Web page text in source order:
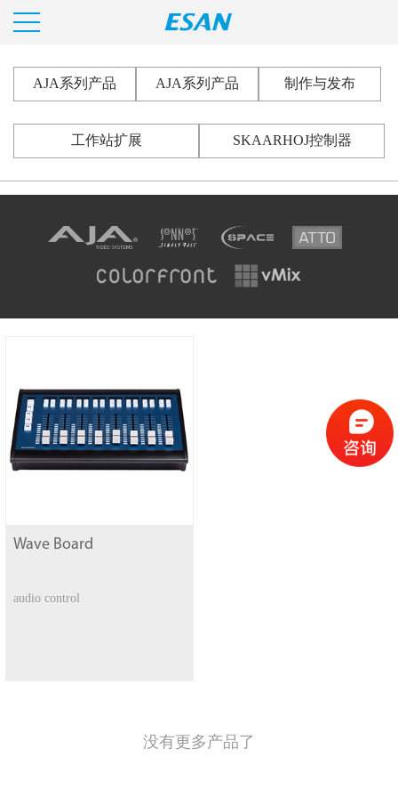
AJA系列产品 AJA系列产品 制作与发布
工作站扩展 SKAARHOJ控制器
Wave Board
audio control
没有更多产品了